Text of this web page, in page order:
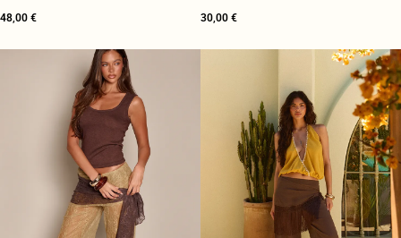
48,00 € 30,00 €